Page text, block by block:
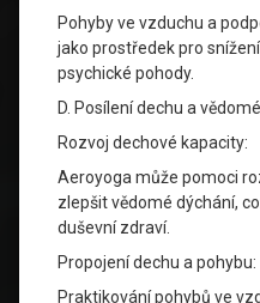
Pohyby ve vzduchu a
jako prostředek pro
psychické pohody.
D. Posílení dechu a
Rozvoj dechové kapacity:
Aeroyoga může pomoci
zlepšit vědomé dýchání,
duševní zdraví.
Propojení dechu a pohybu:
Praktikování pohybů ve